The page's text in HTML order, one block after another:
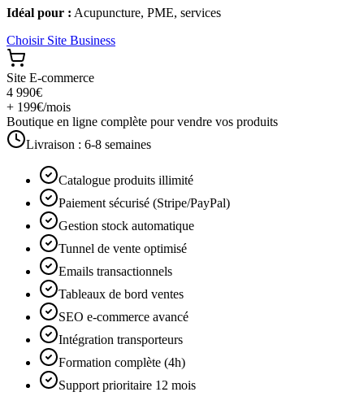
Idéal pour : Acupuncture, PME, services
Choisir Site Business
Site E-commerce
4 990€
+ 199€/mois
Boutique en ligne complète pour vendre vos produits
Livraison : 6-8 semaines
Catalogue produits illimité
Paiement sécurisé (Stripe/PayPal)
Gestion stock automatique
Tunnel de vente optimisé
Emails transactionnels
Tableaux de bord ventes
SEO e-commerce avancé
Intégration transporteurs
Formation complète (4h)
Support prioritaire 12 mois